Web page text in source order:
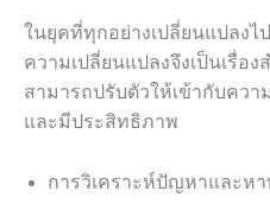
ในยุคที่ทุกอย่างเปลี่ยนแปลงไ
ความเปลี่ยนแปลงจึงเป็นเรื่อ
สามารถปรับตัวให้เข้ากับควา
และมีประสิทธิภาพ
การวิเคราะห์ปัญหาและห